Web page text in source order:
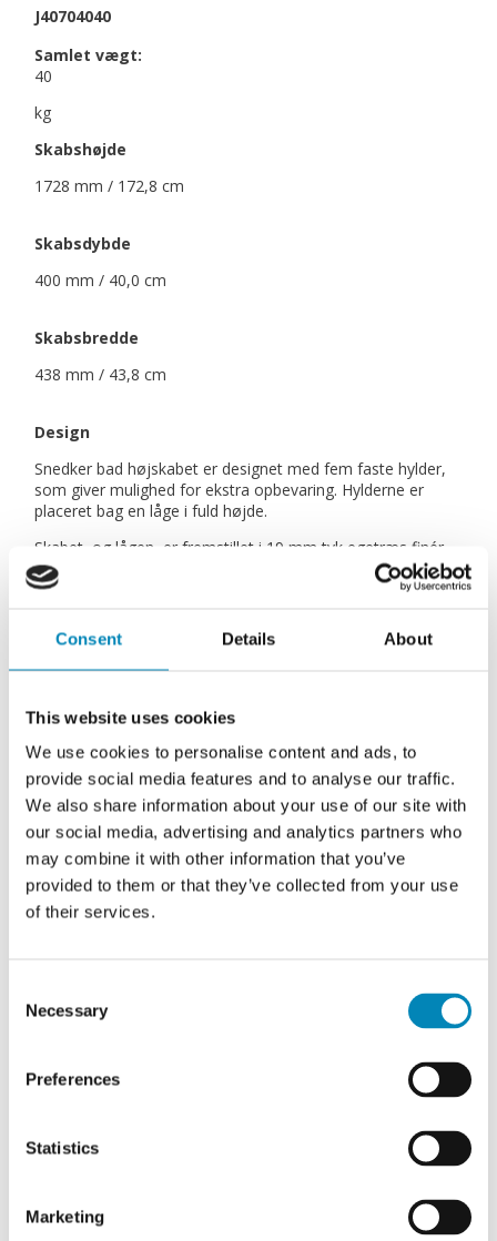
Consent Details About
This website uses cookies
We use cookies to personalise content and ads, to
provide social media features and to analyse our traffic.
We also share information about your use of our site with
our social media, advertising and analytics partners who
may combine it with other information that you’ve
provided to them or that they’ve collected from your use
of their services.
Selection
Necessary
Preferences
Statistics
Marketing
J40704040
Samlet vægt:
40
kg
Skabshøjde
1728 mm / 172,8 cm
Skabsdybde
400 mm / 40,0 cm
Skabsbredde
438 mm / 43,8 cm
Design
Snedker bad højskabet er designet med fem faste hylder,
som giver mulighed for ekstra opbevaring. Hylderne er
placeret bag en låge i fuld højde.
Skabet, og lågen, er fremstillet i 19 mm tyk egetræs finér
med egetræs forkant, som er behandlet med lys olie og
leveres samlet.